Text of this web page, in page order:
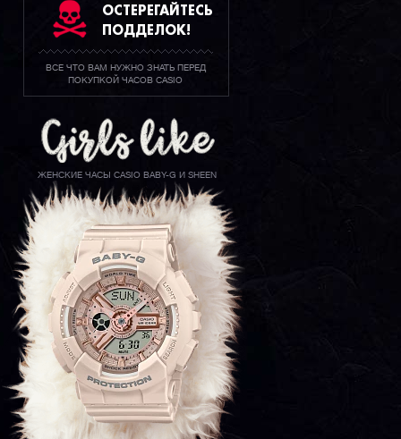
ОСТЕРЕГАЙТЕСЬ
ПОДДЕЛОК!
ВСЕ ЧТО ВАМ НУЖНО ЗНАТЬ ПЕРЕД
ПОКУПКОЙ ЧАСОВ CASIO
ЖЕНСКИЕ ЧАСЫ CASIO BABY-G И SHEEN